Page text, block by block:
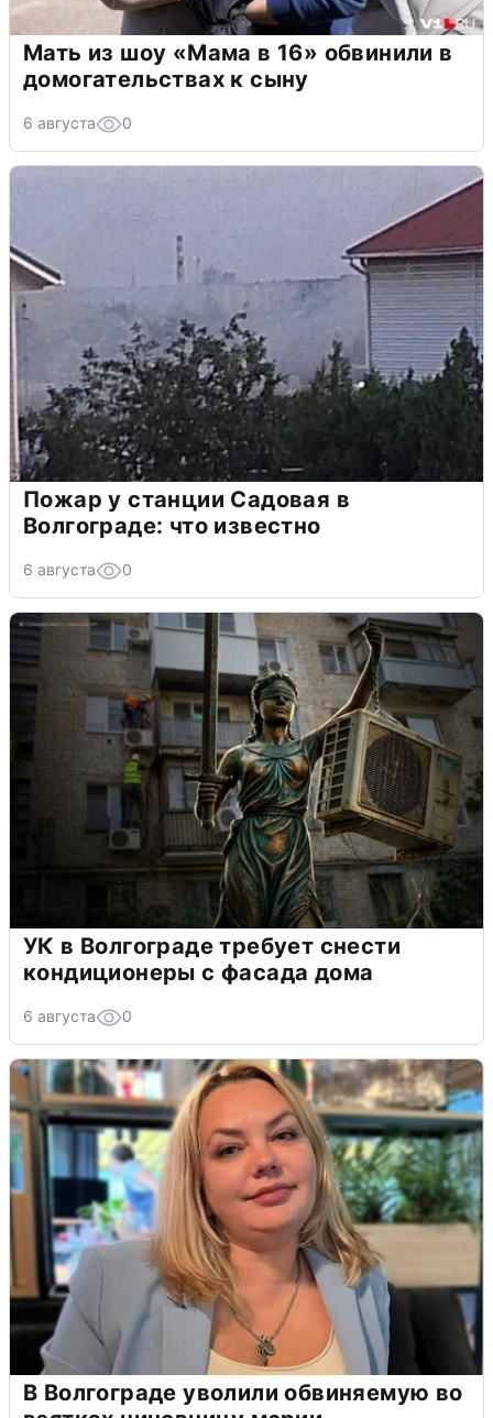
Мать из шоу «Мама в 16» обвинили в
домогательствах к сыну
6 августа 0
Пожар у станции Садовая в
Волгограде: что известно
6 августа 0
УК в Волгограде требует снести
кондиционеры с фасада дома
6 августа 0
В Волгограде уволили обвиняемую во